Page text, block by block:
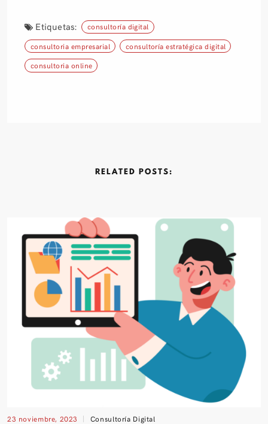
Etiquetas:
consultoría digital
consultoria empresarial
consultoría estratégica digital
consultoria online
RELATED POSTS:
23 noviembre, 2023 Consultoría Digital